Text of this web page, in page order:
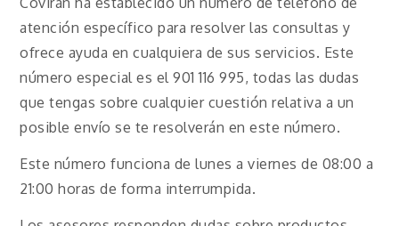
atención específico para resolver las consultas y
ofrece ayuda en cualquiera de sus servicios. Este
número especial es el 901 116 995, todas las dudas
que tengas sobre cualquier cuestión relativa a un
posible envío se te resolverán en este número.
Este número funciona de lunes a viernes de 08:00 a
21:00 horas de forma interrumpida.